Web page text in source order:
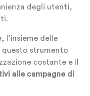
degli utenti,
l’insieme delle
strumento
costante e il
alle campagne di